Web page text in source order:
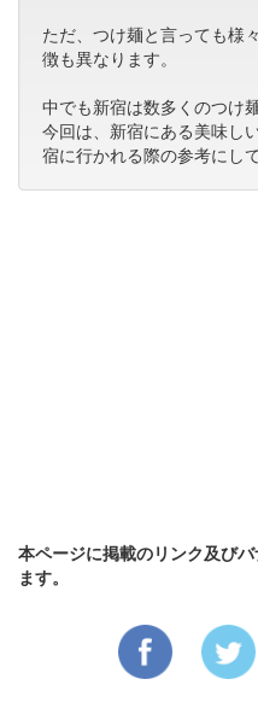
ただ、つけ麺と言っても様
徴も異なります。
中でも新宿は数多くのつけ
今回は、新宿にある美味し
宿に行かれる際の参考にし
本ページに掲載のリンク及び
ます。